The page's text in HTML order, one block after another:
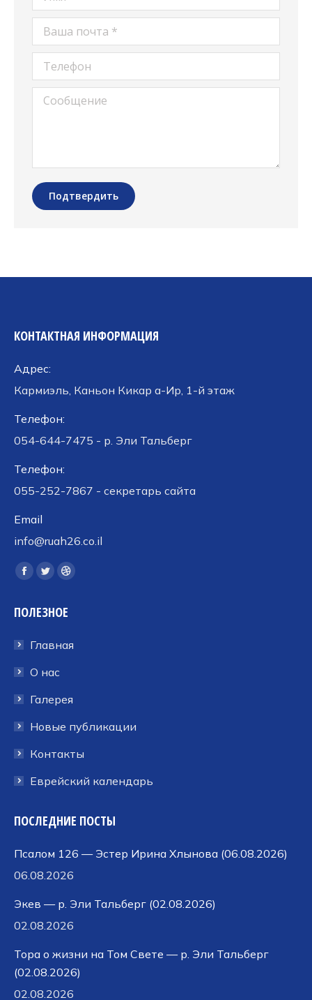
Ваша почта *
Телефон
Сообщение
Подтвердить
КОНТАКТНАЯ ИНФОРМАЦИЯ
Адрес:
Кармиэль, Каньон Кикар а-Ир, 1-й этаж
Телефон:
054-644-7475 - р. Эли Тальберг
Телефон:
055-252-7867 - секретарь сайта
Email
info@ruah26.co.il
Ищите нас:
Страница
открывается
новом
окне
Страница
открывается
новом
окне
Страница
открывается
новом
ПОЛЕЗНОЕ
Главная
О нас
Галерея
Новые публикации
Контакты
Еврейский календарь
ПОСЛЕДНИЕ ПОСТЫ
Псалом 126 — Эстер Ирина Хлынова (06.08.2026)
06.08.2026
Экев — р. Эли Тальберг (02.08.2026)
02.08.2026
Тора о жизни на Том Свете — р. Эли Тальберг
(02.08.2026)
02.08.2026